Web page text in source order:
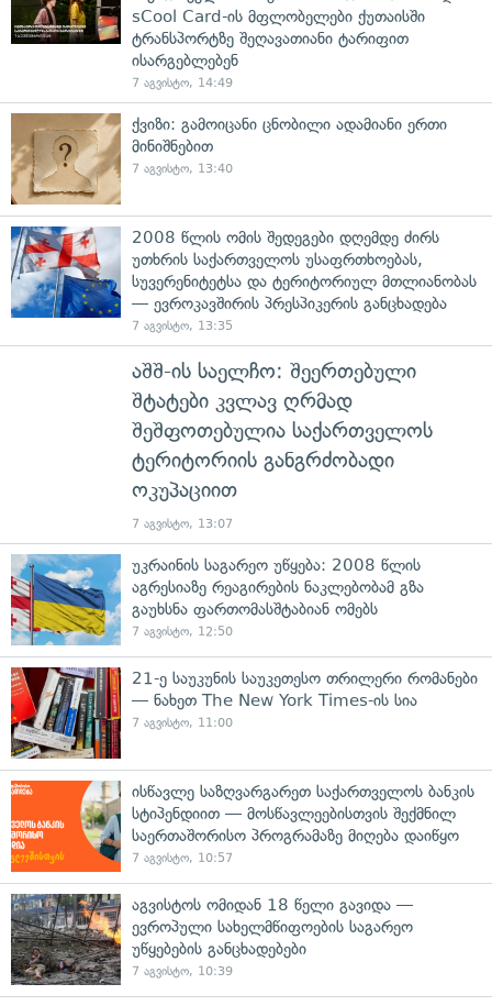
sCool Card-ის მფლობელები ქუთაისში
ტრანსპორტზე შეღავათიანი ტარიფით
ისარგებლებენ
7 აგვისტო, 14:49
ქვიზი: გამოიცანი ცნობილი ადამიანი ერთი
მინიშნებით
7 აგვისტო, 13:40
2008 წლის ომის შედეგები დღემდე ძირს
უთხრის საქართველოს უსაფრთხოებას,
სუვერენიტეტსა და ტერიტორიულ მთლიანობას
— ევროკავშირის პრესპიკერის განცხადება
7 აგვისტო, 13:35
აშშ-ის საელჩო: შეერთებული
შტატები კვლავ ღრმად
შეშფოთებულია საქართველოს
ტერიტორიის განგრძობადი
ოკუპაციით
7 აგვისტო, 13:07
უკრაინის საგარეო უწყება: 2008 წლის
აგრესიაზე რეაგირების ნაკლებობამ გზა
გაუხსნა ფართომასშტაბიან ომებს
7 აგვისტო, 12:50
21-ე საუკუნის საუკეთესო თრილერი რომანები
— ნახეთ The New York Times-ის სია
7 აგვისტო, 11:00
ისწავლე საზღვარგარეთ საქართველოს ბანკის
სტიპენდიით — მოსწავლეებისთვის შექმნილ
საერთაშორისო პროგრამაზე მიღება დაიწყო
7 აგვისტო, 10:57
აგვისტოს ომიდან 18 წელი გავიდა —
ევროპული სახელმწიფოების საგარეო
უწყებების განცხადებები
7 აგვისტო, 10:39